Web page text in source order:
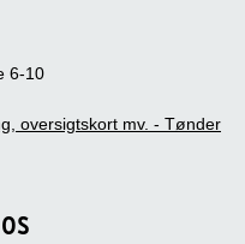
6-10
oversigtskort mv. - Tønder